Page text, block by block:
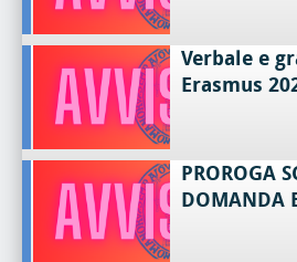
Verbale e
Erasmus
PROROGA
DOMANDA